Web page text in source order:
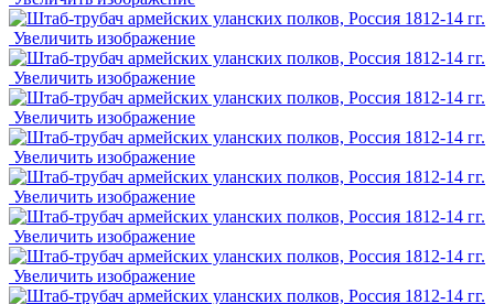
Увеличить изображение
Увеличить изображение
Увеличить изображение
Увеличить изображение
Увеличить изображение
Увеличить изображение
Увеличить изображение